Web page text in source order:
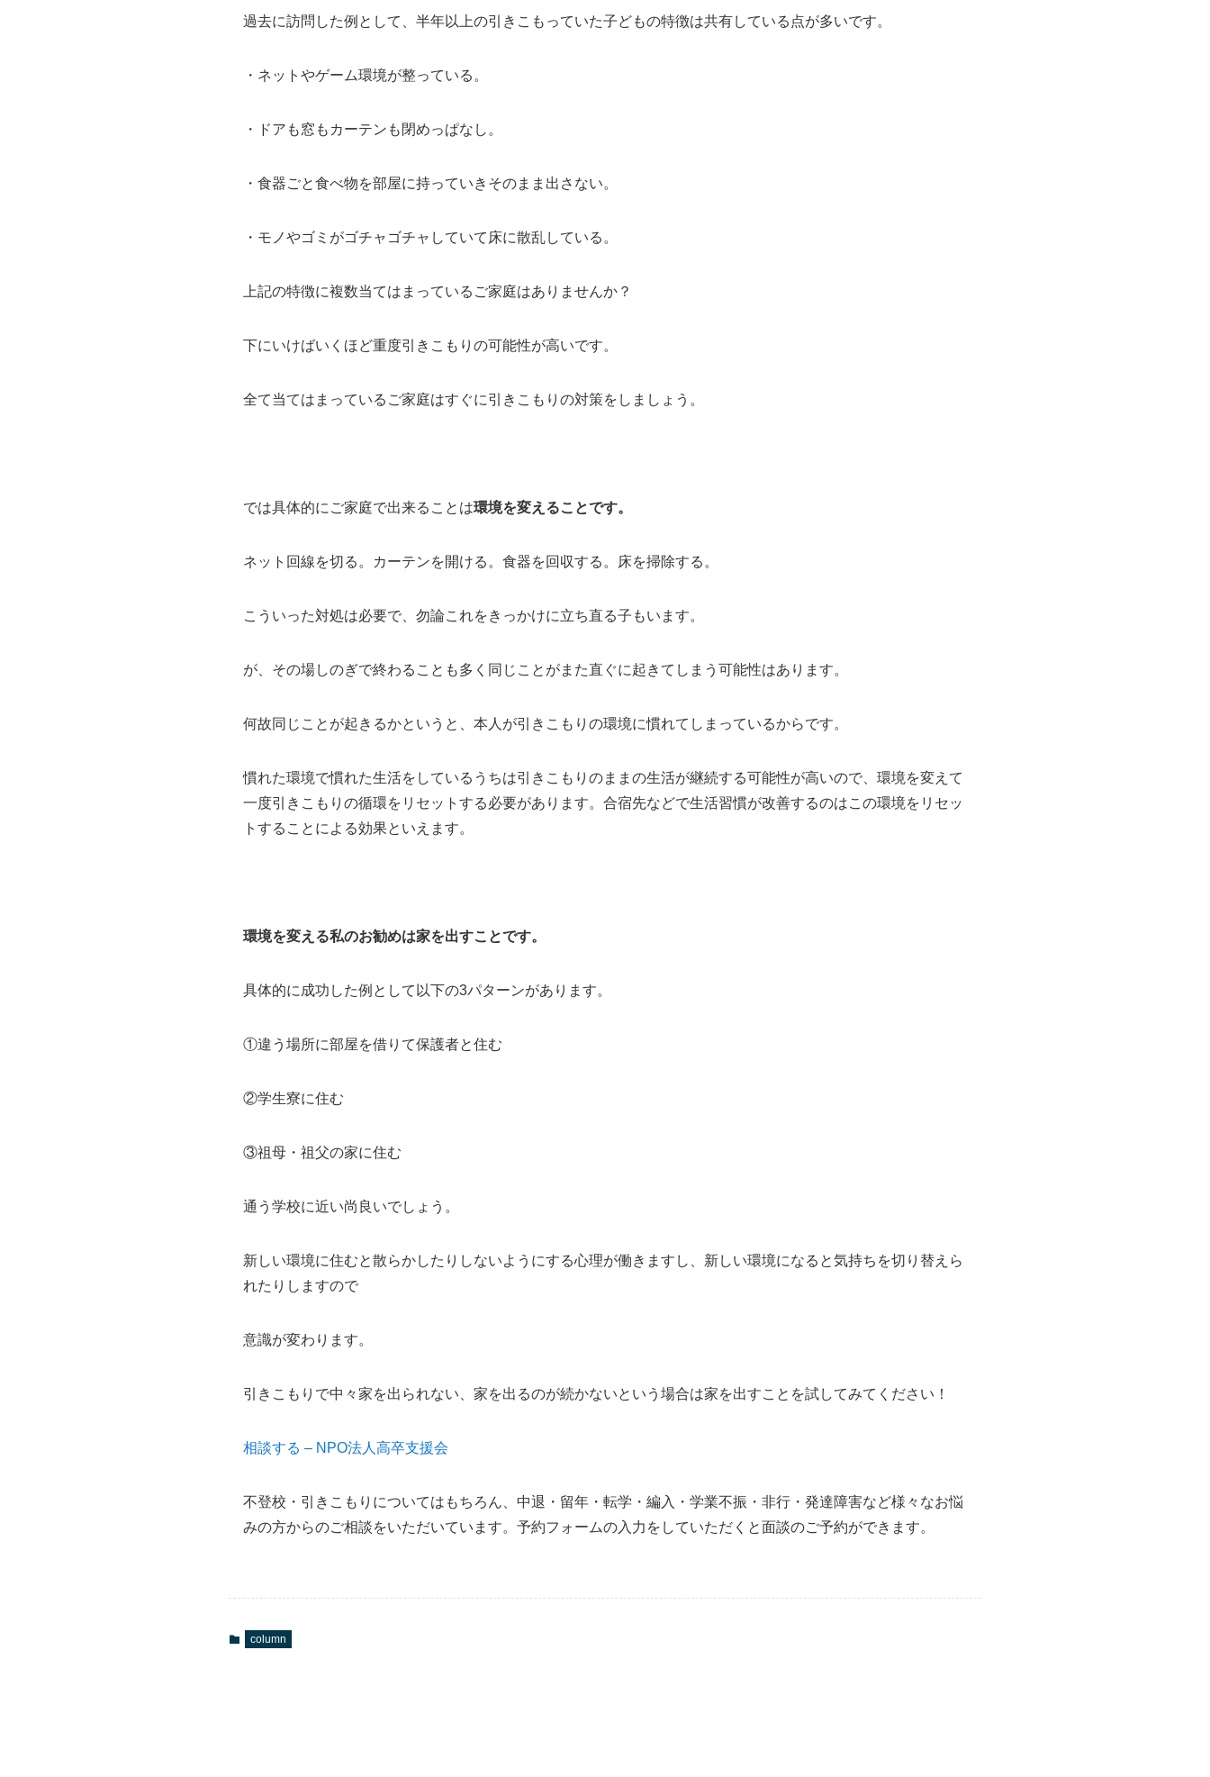
過去に訪問した例として、半年以上の引きこもっていた子どもの特徴は共有している点が多いです。
・ネットやゲーム環境が整っている。
・ドアも窓もカーテンも閉めっぱなし。
・食器ごと食べ物を部屋に持っていきそのまま出さない。
・モノやゴミがゴチャゴチャしていて床に散乱している。
上記の特徴に複数当てはまっているご家庭はありませんか？
下にいけばいくほど重度引きこもりの可能性が高いです。
全て当てはまっているご家庭はすぐに引きこもりの対策をしましょう。
では具体的にご家庭で出来ることは環境を変えることです。
ネット回線を切る。カーテンを開ける。食器を回収する。床を掃除する。
こういった対処は必要で、勿論これをきっかけに立ち直る子もいます。
が、その場しのぎで終わることも多く同じことがまた直ぐに起きてしまう可能性はあります。
何故同じことが起きるかというと、本人が引きこもりの環境に慣れてしまっているからです。
慣れた環境で慣れた生活をしているうちは引きこもりのままの生活が継続する可能性が高いので、環境を変えて
一度引きこもりの循環をリセットする必要があります。合宿先などで生活習慣が改善するのはこの環境をリセッ
トすることによる効果といえます。
環境を変える私のお勧めは家を出すことです。
具体的に成功した例として以下の3パターンがあります。
①違う場所に部屋を借りて保護者と住む
②学生寮に住む
③祖母・祖父の家に住む
通う学校に近い尚良いでしょう。
新しい環境に住むと散らかしたりしないようにする心理が働きますし、新しい環境になると気持ちを切り替えら
れたりしますので
意識が変わります。
引きこもりで中々家を出られない、家を出るのが続かないという場合は家を出すことを試してみてください！
相談する – NPO法人高卒支援会
不登校・引きこもりについてはもちろん、中退・留年・転学・編入・学業不振・非行・発達障害など様々なお悩
みの方からのご相談をいただいています。予約フォームの入力をしていただくと面談のご予約ができます。
column